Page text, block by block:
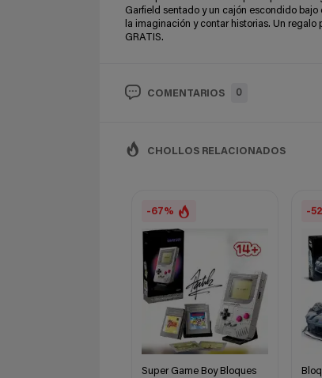
Garfield sentado y un cajón escondido
la imaginación y contar historias. Un
GRATIS.
COMENTARIOS 0
CHOLLOS RELACIONADOS
-67%
Super Game Boy Bloques
-